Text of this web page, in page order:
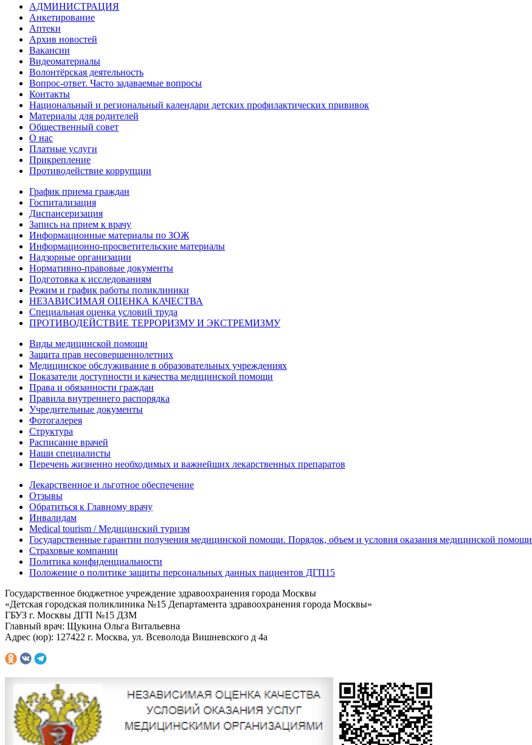
АДМИНИСТРАЦИЯ
Анкетирование
Аптеки
Архив новостей
Вакансии
Видеоматериалы
Волонтёрская деятельность
Вопрос-ответ. Часто задаваемые вопросы
Контакты
Национальный и региональный календари детских профилактических прививок
Материалы для родителей
Общественный совет
О нас
Платные услуги
Прикрепление
Противодействие коррупции
График приема граждан
Госпитализация
Диспансеризация
Запись на прием к врачу
Информационные материалы по ЗОЖ
Информационно-просветительские материалы
Надзорные организации
Нормативно-правовые документы
Подготовка к исследованиям
Режим и график работы поликлиники
НЕЗАВИСИМАЯ ОЦЕНКА КАЧЕСТВА
Специальная оценка условий труда
ПРОТИВОДЕЙСТВИЕ ТЕРРОРИЗМУ И ЭКСТРЕМИЗМУ
Виды медицинской помощи
Защита прав несовершеннолетних
Медицинское обслуживание в образовательных учреждениях
Показатели доступности и качества медицинской помощи
Права и обязанности граждан
Правила внутреннего распорядка
Учредительные документы
Фотогалерея
Структура
Расписание врачей
Наши специалисты
Перечень жизненно необходимых и важнейших лекарственных препаратов
Лекарственное и льготное обеспечение
Отзывы
Обратиться к Главному врачу
Инвалидам
Medical tourism / Медицинский туризм
Государственные гарантии получения медицинской помощи. Порядок, объем и условия оказания медицинской помощи
Страховые компании
Политика конфиденциальности
Положение о политике защиты персональных данных пациентов ДГП15
Государственное бюджетное учреждение здравоохранения города Москвы
«Детская городская поликлиника №15 Департамента здравоохранения города Москвы»
ГБУЗ г. Москвы ДГП №15 ДЗМ
Главный врач: Щукина Ольга Витальевна
Адрес (юр): 127422 г. Москва, ул. Всеволода Вишневского д 4а